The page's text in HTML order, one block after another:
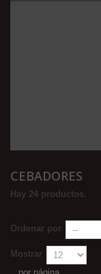
CEBADORES
Hay 24 productos.
Ordenar por
Mostrar